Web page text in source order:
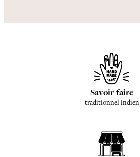
Savoir-faire
traditionnel indien